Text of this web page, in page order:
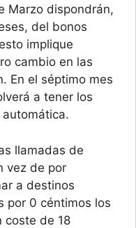
Marzo dispondrán,
del bonos
implique
cambio en las
En el séptimo mes
a tener los
llamadas de
vez de por
a destinos
por 0 céntimos los
coste de 18